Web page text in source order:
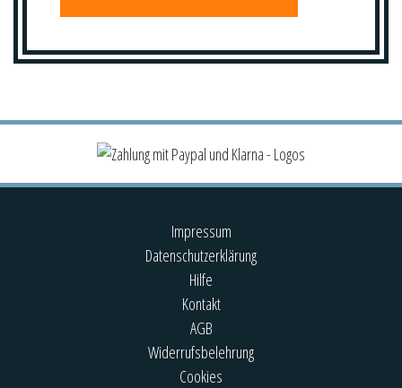
Impressum
Datenschutzerklärung
Hilfe
Kontakt
AGB
Widerrufsbelehrung
Cookies